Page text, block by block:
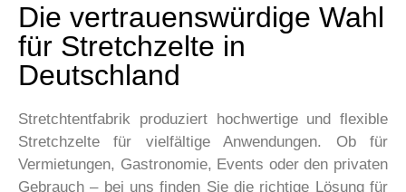
Die vertrauenswürdige Wahl
für Stretchzelte in
Deutschland
Stretchtentfabrik produziert hochwertige und flexible
Stretchzelte für vielfältige Anwendungen. Ob für
Vermietungen, Gastronomie, Events oder den privaten
Gebrauch – bei uns finden Sie die richtige Lösung für